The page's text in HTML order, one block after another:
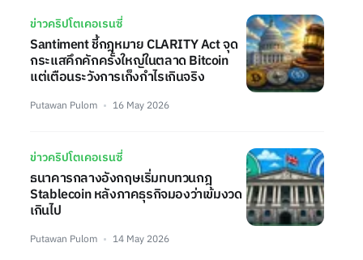
ข่าวคริปโตเคอเรนซี่
Santiment ชี้กฎหมาย CLARITY Act จุด
กระแสคึกคักครั้งใหญ่ในตลาด Bitcoin
แต่เตือนระวังการเก็งกำไรเกินจริง
Putawan Pulom 16 May 2026
ข่าวคริปโตเคอเรนซี่
ธนาคารกลางอังกฤษเริ่มทบทวนกฎ
Stablecoin หลังภาคธุรกิจมองว่าเข้มงวด
เกินไป
Putawan Pulom 14 May 2026